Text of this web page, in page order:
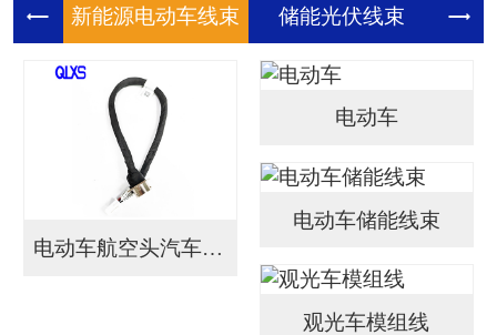
新能源电 储能光伏
电动车航空头汽车连接...
电动车
电动车储能线束
观光车模组线